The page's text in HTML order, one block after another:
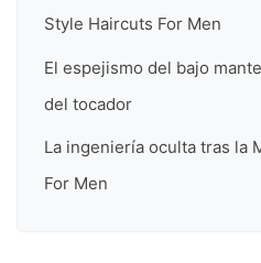
Style Haircuts For Men
El espejismo del bajo
del tocador
La ingeniería oculta tras la
For Men